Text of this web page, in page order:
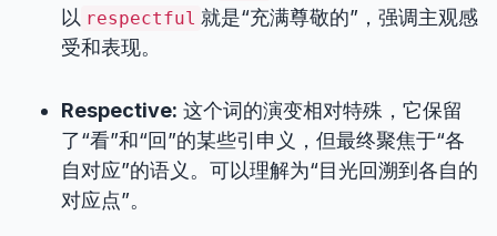
以 respectful 就是“充满尊敬的”，强调主观感
受和表现。
Respective: 这个词的演变相对特殊，它保留
了“看”和“回”的某些引申义，但最终聚焦于“各
自对应”的语义。可以理解为“目光回溯到各自的
对应点”。